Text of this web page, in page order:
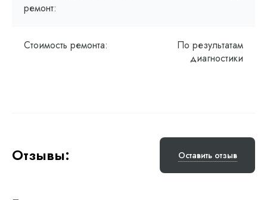
ремонт:
Стоимость ремонта:
По результатам
диагностики
Отзывы: Оставить отзыв